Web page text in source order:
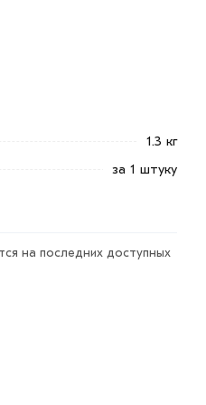
1.3 кг
за 1 штуку
на последних доступных